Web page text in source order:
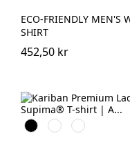
ECO-FRIENDLY MEN'S
SHIRT
452,50 kr
Svart Vit
Deep
Navy